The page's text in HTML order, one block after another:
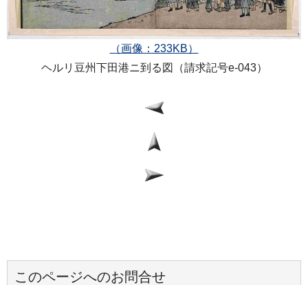
（画像：233KB）
ヘルリ豆州下田港ニ到る図（請求記号e-043）
このページへのお問合せ